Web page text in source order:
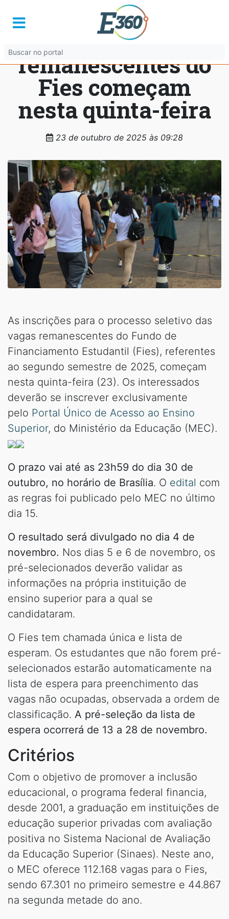
Inscrições para
vagas
remanescentes do
Fies começam
nesta quinta-feira
23 de outubro de 2025 às 09:28
As inscrições para o processo seletivo das
vagas remanescentes do Fundo de
Financiamento Estudantil (Fies), referentes
ao segundo semestre de 2025, começam
nesta quinta-feira (23). Os interessados
deverão se inscrever exclusivamente
pelo Portal Único de Acesso ao Ensino
Superior, do Ministério da Educação (MEC).
O prazo vai até as 23h59 do dia 30 de
outubro, no horário de Brasília. O edital com
as regras foi publicado pelo MEC no último
dia 15.
O resultado será divulgado no dia 4 de
novembro. Nos dias 5 e 6 de novembro, os
pré-selecionados deverão validar as
informações na própria instituição de
ensino superior para a qual se
candidataram.
O Fies tem chamada única e lista de
esperam. Os estudantes que não forem pré-
selecionados estarão automaticamente na
lista de espera para preenchimento das
vagas não ocupadas, observada a ordem de
classificação. A pré-seleção da lista de
espera ocorrerá de 13 a 28 de novembro.
Critérios
Com o objetivo de promover a inclusão
educacional, o programa federal financia,
desde 2001, a graduação em instituições de
educação superior privadas com avaliação
positiva no Sistema Nacional de Avaliação
da Educação Superior (Sinaes). Neste ano,
o MEC oferece 112.168 vagas para o Fies,
sendo 67.301 no primeiro semestre e 44.867
na segunda metade do ano.